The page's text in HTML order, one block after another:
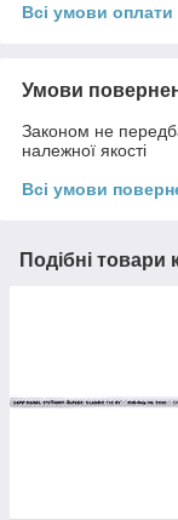
Всі умови оплати
Умови
Законом не
належної якості
Всі умови
Подібні товари